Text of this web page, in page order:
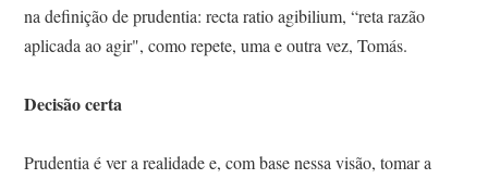
na definição de prudentia: recta ratio agibilium, “reta razão
aplicada ao agir", como repete, uma e outra vez, Tomás.
Decisão certa
Prudentia é ver a realidade e, com base nessa visão, tomar a